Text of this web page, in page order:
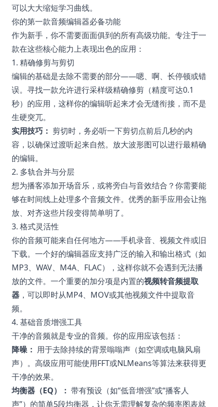
可以大大缩短学习曲线。
你的第一款音频编辑器必备功能
作为新手，你不需要面面俱到的所有高级功能。专注于一
款在这些核心能力上表现出色的应用：
1. 精确修剪与剪切
编辑的基础是去除不需要的部分——嗯、啊、长停顿或错
误。寻找一款允许进行采样级精确修剪（精度可达0.1
秒）的应用，这样你的编辑听起来才会无缝衔接，而不是
生硬突兀。
实用技巧： 剪切时，务必听一下剪切点前后几秒的内
容，以确保过渡听起来自然。放大波形图可以进行最精确
的编辑。
2. 多轨合并与分层
想为播客添加开场音乐，或将旁白与音效结合？你需要能
够在时间线上处理多个音频文件。优秀的新手应用会让拖
放、对齐这些片段变得简单明了。
3. 格式灵活性
你的音频可能来自任何地方——手机录音、视频文件或旧
下载。一个好的编辑器应支持广泛的输入和输出格式（如
MP3、WAV、M4A、FLAC），这样你就不会遇到无法播
放的文件。一个重要的加分项是内置的视频转音频提取
器 ，可以即时从MP4、MOV或其他视频文件中提取音
频。
4. 基础音质增强工具
干净的音频就是专业的音频。你的应用应该包括：
降噪： 用于去除持续的背景嗡嗡声（如空调或电脑风扇
声）。高级应用可能使用FFT或NLMeans等算法来获得更
干净的效果。
均衡器（EQ）： 带有预设（如“低音增强”或“播客人
声”）的简单5段均衡器，让你无需理解复杂的频率图表就